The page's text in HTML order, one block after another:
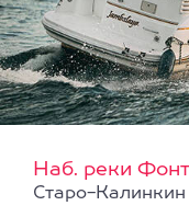
Наб. реки
Старо-Калинкин